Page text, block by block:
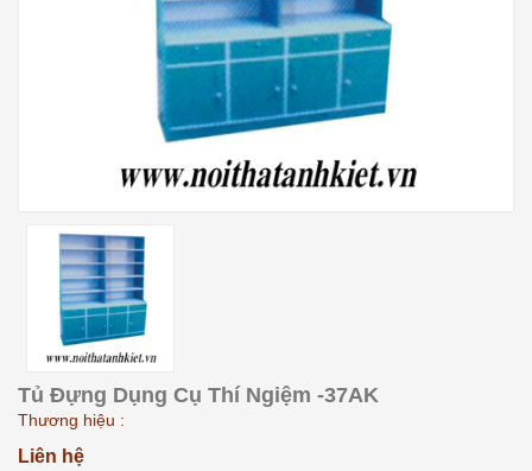
Tủ Đựng Dụng Cụ Thí Ngiệm -37AK
Thương hiệu :
Liên hệ